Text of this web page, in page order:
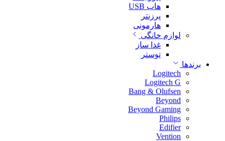
هاب USB
پرزنتر
هارمونی
لوازم خانگی
غذا ساز
توستر
برندها
Logitech
Logitech G
Bang & Olufsen
Beyond
Beyond Gaming
Philips
Edifier
Vention